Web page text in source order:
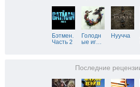
Бэтмен.
Часть 2
Голодн
ые иг…
Нуучча
Последние